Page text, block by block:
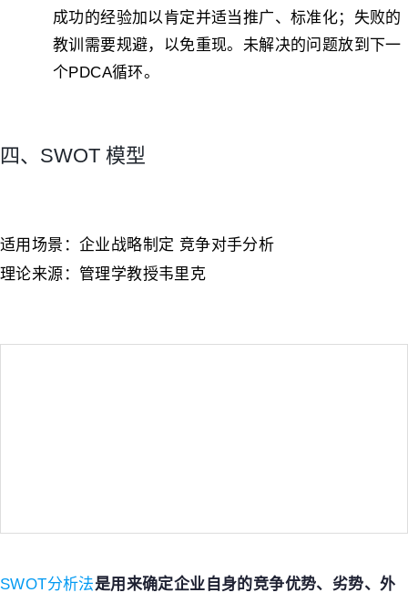
成功的经验加以肯定并适当推广、标准化；失败的
教训需要规避，以免重现。未解决的问题放到下一
个PDCA循环。
四、SWOT 模型
适用场景：企业战略制定 竞争对手分析
理论来源：管理学教授韦里克
SWOT分析法是用来确定企业自身的竞争优势、劣势、外